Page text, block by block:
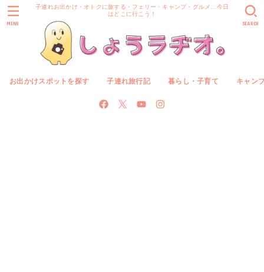
子連れお出かけ・オトクに旅する・フェリー・キャンプ・グルメ…今日
はどこに行こう！
お出かけスポットを探す 子連れ旅行記 暮らし・子育て キャン
SEARCH
MENU